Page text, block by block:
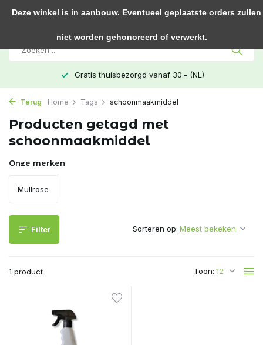
Gratis thuisbezorgd vanaf 30.- (NL)
Terug Home Tags schoonmaakmiddel
Producten getagd met
schoonmaakmiddel
Onze merken
Mullrose
Filter
1 product Toon:
Sorteren op:
Deze winkel is in aanbouw. Eventueel geplaatste orders zullen
niet worden gehonoreerd of verwerkt.